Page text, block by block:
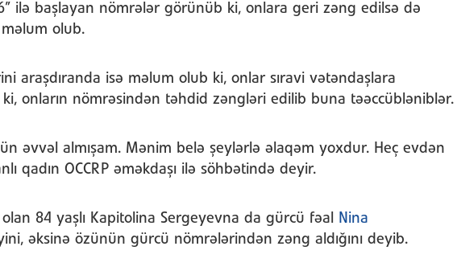
ilə başlayan nömrələr görünüb ki, onlara geri zəng edilsə də
məlum olub.
araşdıranda isə məlum olub ki, onlar sıravi vətəndaşlara
onların nömrəsindən təhdid zəngləri edilib buna təəccübləniblər.
əvvəl almışam. Mənim belə şeylərlə əlaqəm yoxdur. Heç evdən
qadın OCCRP əməkdaşı ilə söhbətində deyir.
84 yaşlı Kapitolina Sergeyevna da gürcü fəal
Nina
əksinə özünün gürcü nömrələrindən zəng aldığını deyib.